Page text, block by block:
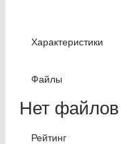
Характеристики
Файлы
Нет файлов
Рейтинг